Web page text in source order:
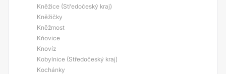
Kněžice (Středočeský kraj)
Kněžičky
Kněžmost
Kňovice
Knovíz
Kobylnice (Středočeský kraj)
Kochánky